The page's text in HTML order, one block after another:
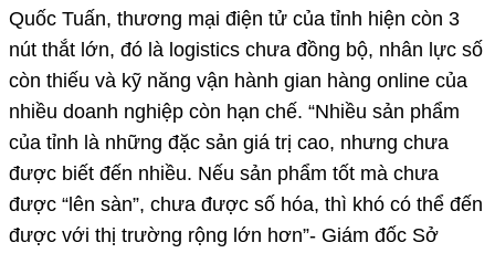
Quốc Tuấn, thương mại điện tử của tỉnh hiện còn 3
nút thắt lớn, đó là logistics chưa đồng bộ, nhân lực số
còn thiếu và kỹ năng vận hành gian hàng online của
nhiều doanh nghiệp còn hạn chế. “Nhiều sản phẩm
của tỉnh là những đặc sản giá trị cao, nhưng chưa
được biết đến nhiều. Nếu sản phẩm tốt mà chưa
được “lên sàn”, chưa được số hóa, thì khó có thể đến
được với thị trường rộng lớn hơn”- Giám đốc Sở